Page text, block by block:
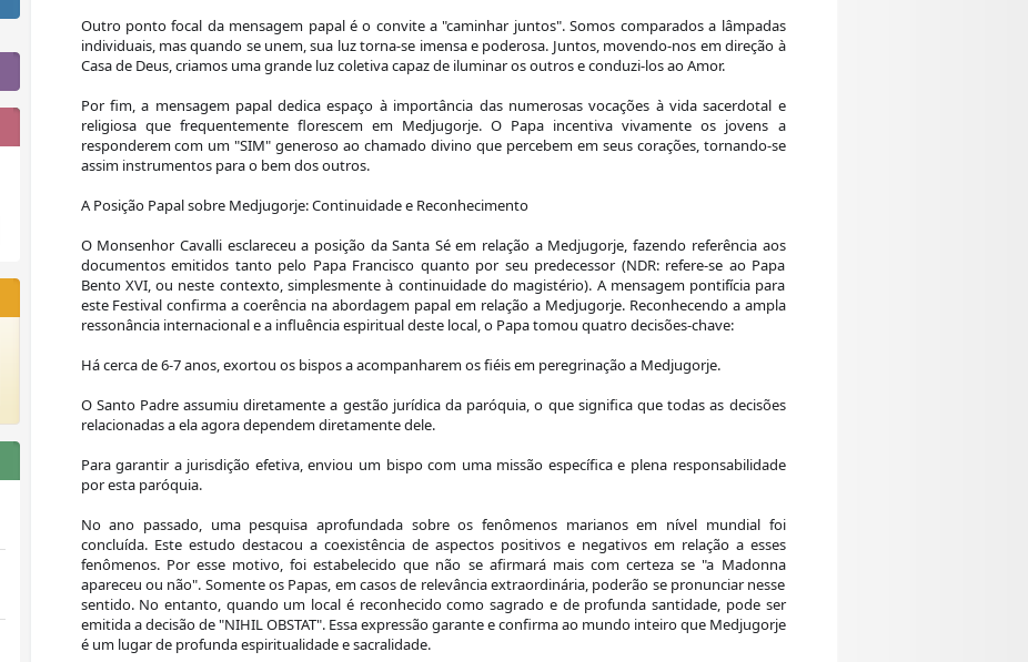
Outro ponto focal da mensagem papal é o convite a "caminhar juntos". Somos comparados a lâmpadas
individuais, mas quando se unem, sua luz torna-se imensa e poderosa. Juntos, movendo-nos em direção à
Casa de Deus, criamos uma grande luz coletiva capaz de iluminar os outros e conduzi-los ao Amor.
Por fim, a mensagem papal dedica espaço à importância das numerosas vocações à vida sacerdotal e
religiosa que frequentemente florescem em Medjugorje. O Papa incentiva vivamente os jovens a
responderem com um "SIM" generoso ao chamado divino que percebem em seus corações, tornando-se
assim instrumentos para o bem dos outros.
A Posição Papal sobre Medjugorje: Continuidade e Reconhecimento
O Monsenhor Cavalli esclareceu a posição da Santa Sé em relação a Medjugorje, fazendo referência aos
documentos emitidos tanto pelo Papa Francisco quanto por seu predecessor (NDR: refere-se ao Papa
Bento XVI, ou neste contexto, simplesmente à continuidade do magistério). A mensagem pontifícia para
este Festival confirma a coerência na abordagem papal em relação a Medjugorje. Reconhecendo a ampla
ressonância internacional e a influência espiritual deste local, o Papa tomou quatro decisões-chave:
Há cerca de 6-7 anos, exortou os bispos a acompanharem os fiéis em peregrinação a Medjugorje.
O Santo Padre assumiu diretamente a gestão jurídica da paróquia, o que significa que todas as decisões
relacionadas a ela agora dependem diretamente dele.
Para garantir a jurisdição efetiva, enviou um bispo com uma missão específica e plena responsabilidade
por esta paróquia.
No ano passado, uma pesquisa aprofundada sobre os fenômenos marianos em nível mundial foi
concluída. Este estudo destacou a coexistência de aspectos positivos e negativos em relação a esses
fenômenos. Por esse motivo, foi estabelecido que não se afirmará mais com certeza se "a Madonna
apareceu ou não". Somente os Papas, em casos de relevância extraordinária, poderão se pronunciar nesse
sentido. No entanto, quando um local é reconhecido como sagrado e de profunda santidade, pode ser
emitida a decisão de "NIHIL OBSTAT". Essa expressão garante e confirma ao mundo inteiro que Medjugorje
é um lugar de profunda espiritualidade e sacralidade.